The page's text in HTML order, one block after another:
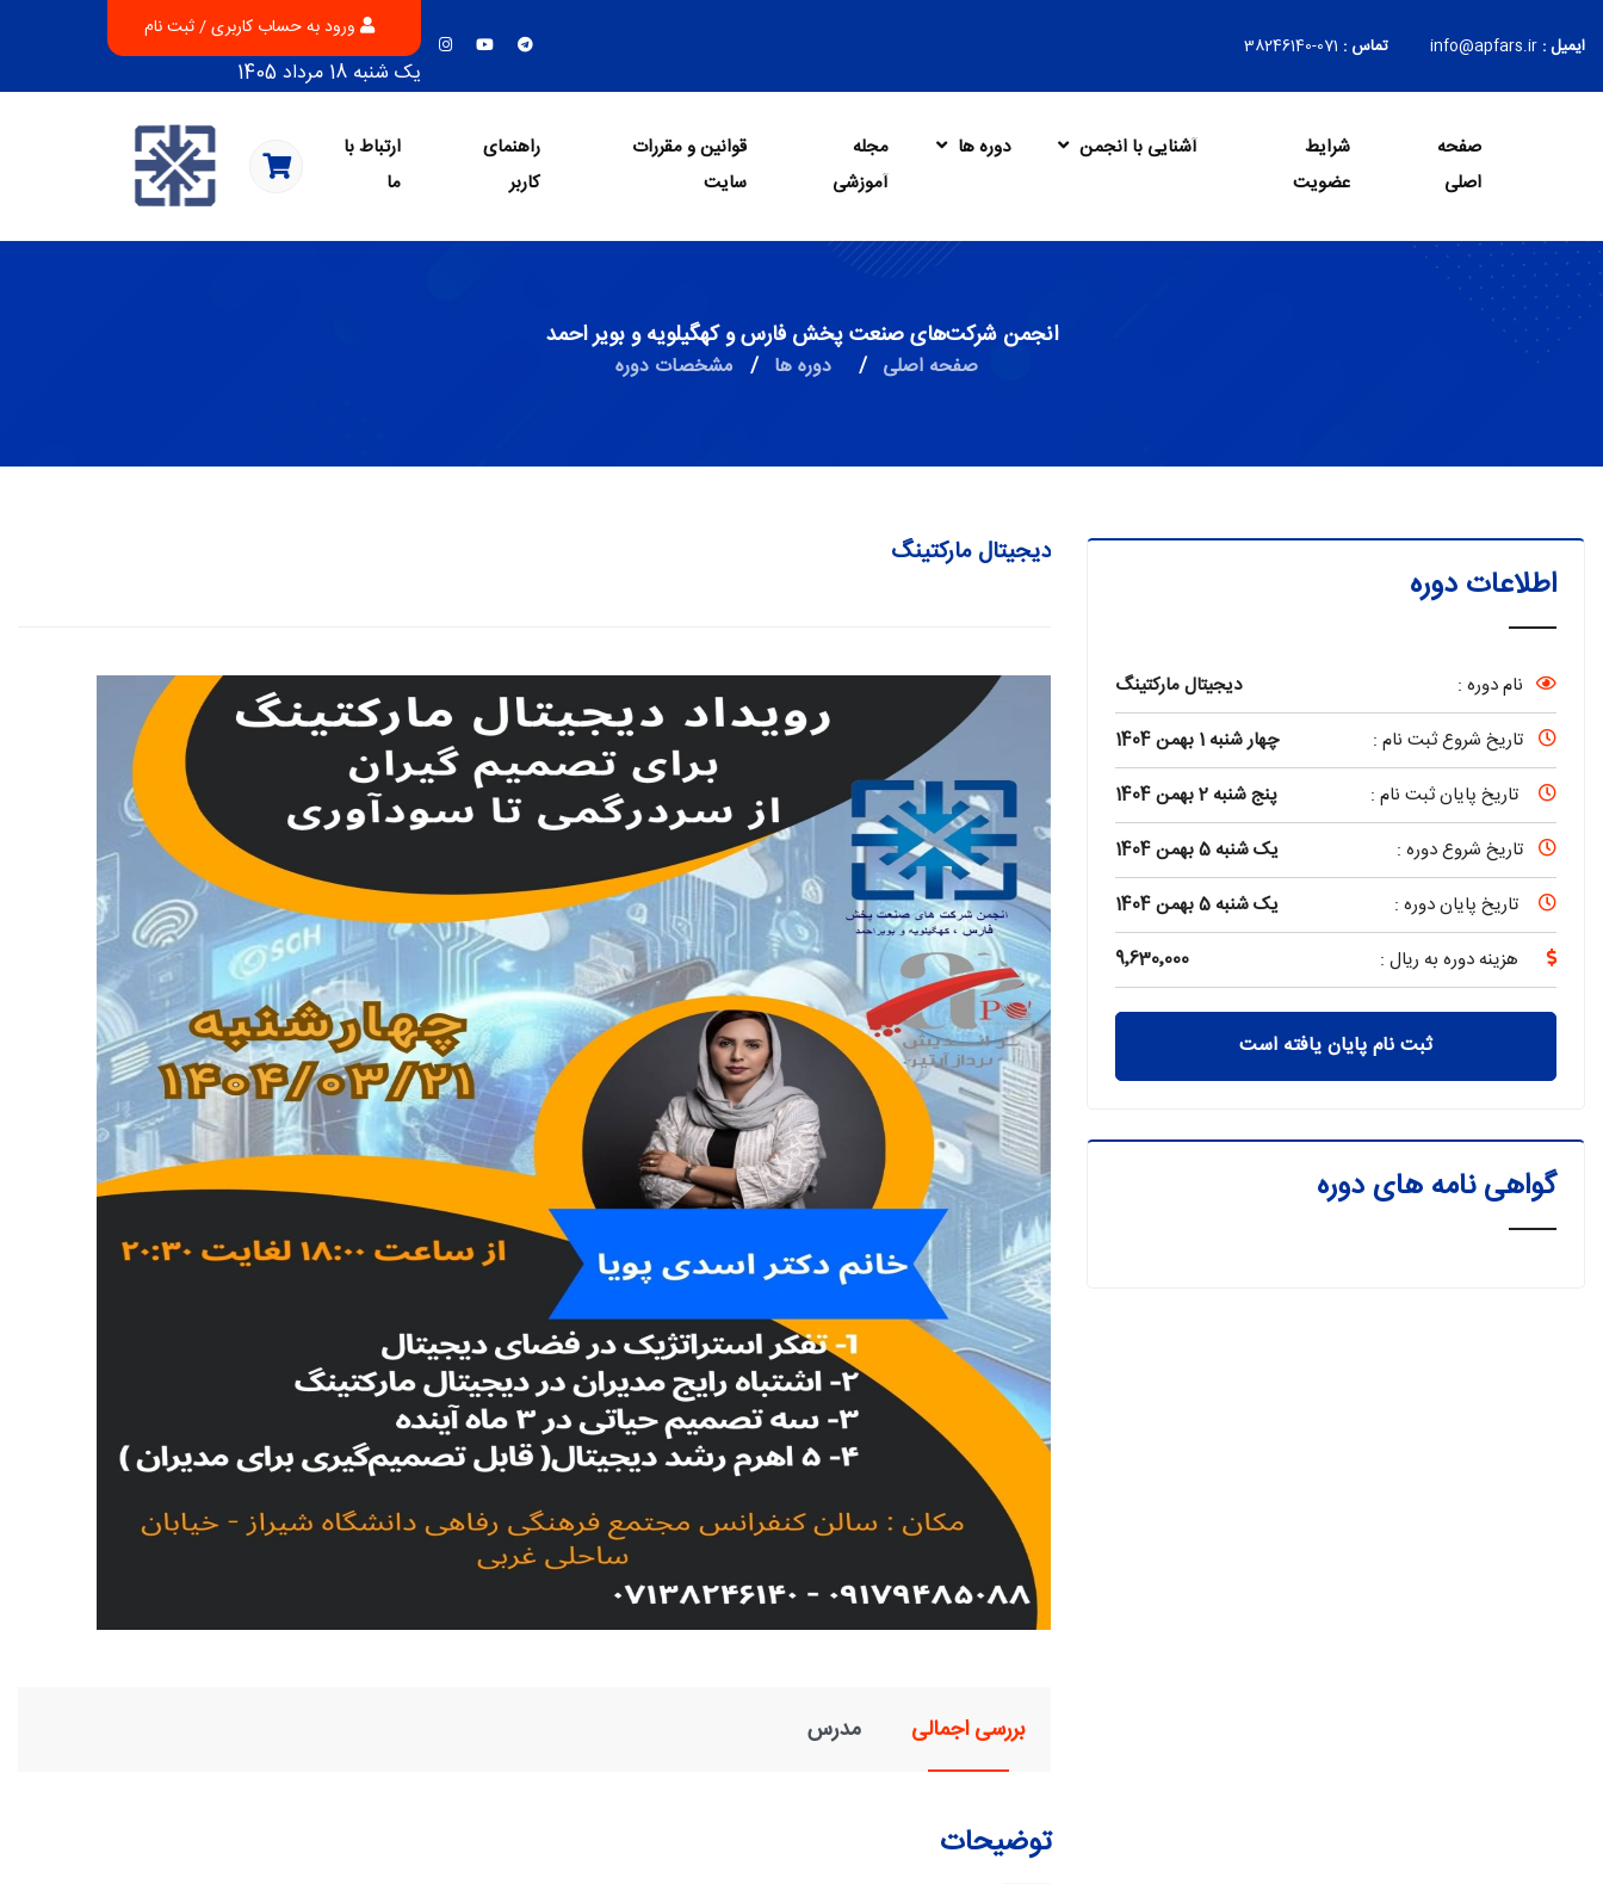
تماس : 071-38246140 ایمیل : info@apfars.ir
ورود به حساب کاربری / ثبت نام
یک شنبه 18 مرداد 1405
صفحه
اصلی
شرایط
عضویت
آشنایی با انجمن دوره ها
مجله
آموزشی
قوانین و مقررات
سایت
راهنمای
کاربر
ارتباط با
ما
انجمن شرکت‌های صنعت پخش فارس و کهگیلویه و بویر احمد
صفحه اصلی / دوره ها / مشخصات دوره
اطلاعات دوره
نام دوره :
دیجیتال مارکتینگ
تاریخ شروع ثبت نام :
چهار شنبه 1 بهمن 1404
تاریخ پایان ثبت نام :
پنج شنبه 2 بهمن 1404
تاریخ شروع دوره :
یک شنبه 5 بهمن 1404
تاریخ پایان دوره :
یک شنبه 5 بهمن 1404
هزینه دوره به ریال :
9٬630٬000
ثبت نام پایان یافته است
گواهی نامه های دوره
دیجیتال مارکتینگ
بررسی اجمالی مدرس
توضیحات